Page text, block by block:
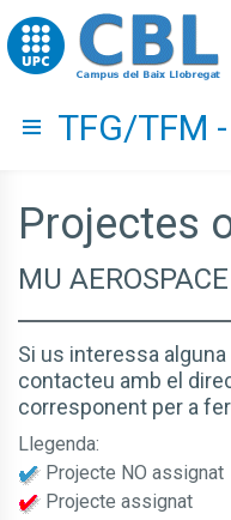
Go to upc.edu
Hide menu
TFG/TFM
Projectes
MU
Si us interessa
contacteu amb el
corresponent per a
Llegenda:
Projecte NO assignat
Projecte assignat